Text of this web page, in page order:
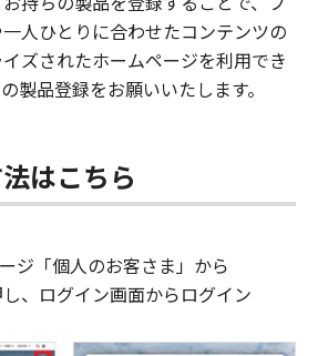
人ひとりに合わせたコンテンツの
ズされたホームページを利用でき
製品登録をお願いいたします。
はこちら
ジ「個人のお客さま」から
、ログイン画面からログイン